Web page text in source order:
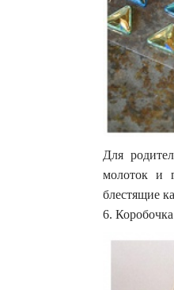
Для
молоток и
блестящие
6.